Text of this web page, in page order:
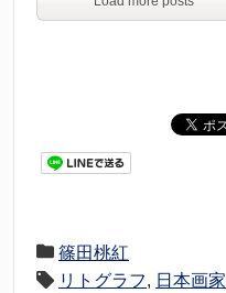
篠田桃紅
リトグラフ, 日本画家